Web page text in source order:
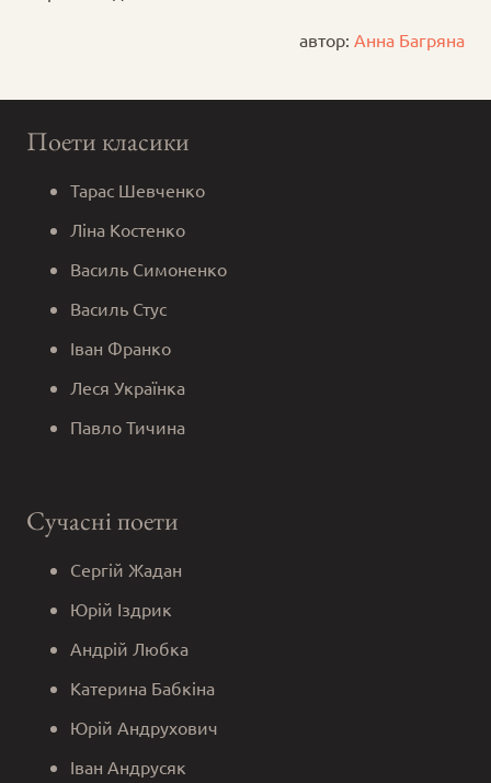
автор: Анна Багряна
Поети класики
Тарас Шевченко
Ліна Костенко
Василь Симоненко
Василь Стус
Іван Франко
Леся Українка
Павло Тичина
Сучасні поети
Сергій Жадан
Юрій Іздрик
Андрій Любка
Катерина Бабкіна
Юрій Андрухович
Іван Андрусяк